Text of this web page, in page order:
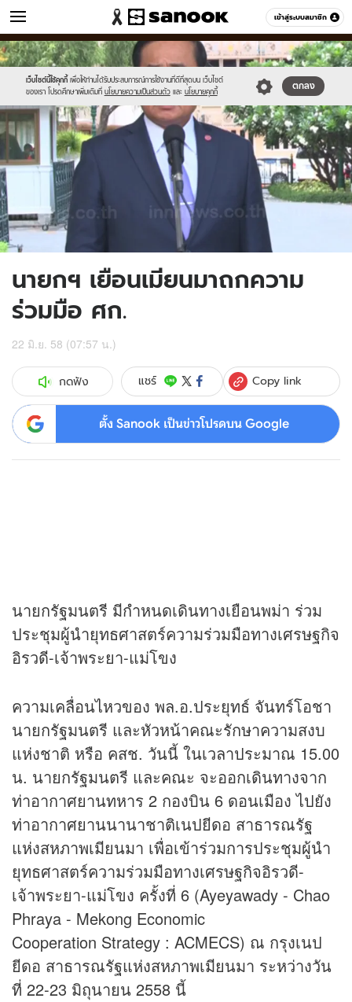
เข้าสู่ระบบสมาชิก
ข่าว หมวดอื่นๆ
เว็บไซต์นี้ใช้คุกกี้ เพื่อให้ท่านได้รับประสบการณ์การใช้งานที่ดีที่สุดบน เว็บไซต์
ของเรา โปรดศึกษาเพิ่มเติมที่ นโยบายความเป็นส่วนตัว และ นโยบายคุกกี้
ตกลง
Sanook
//s.isanook.com/sr/0/images/logo-
new-
sanook.png
600
60
//s.isanook.com/ns/0/ud/363/1816339/626482-
01.jpg
นายกฯ เยือนเมียนมาถกความ
ร่วมมือ ศก.
22 มิ.ย. 58 (07:57 น.)
กดฟัง แชร์ Copy link
ตั้ง Sanook เป็นข่าวโปรดบน Google
นายกรัฐมนตรี มีกำหนดเดินทางเยือนพม่า ร่วม
ประชุมผู้นำยุทธศาสตร์ความร่วมมือทางเศรษฐกิจ
อิรวดี-เจ้าพระยา-แม่โขง
ความเคลื่อนไหวของ พล.อ.ประยุทธ์ จันทร์โอชา
นายกรัฐมนตรี และหัวหน้าคณะรักษาความสงบ
แห่งชาติ หรือ คสช. วันนี้ ในเวลาประมาณ 15.00
น. นายกรัฐมนตรี และคณะ จะออกเดินทางจาก
ท่าอากาศยานทหาร 2 กองบิน 6 ดอนเมือง ไปยัง
ท่าอากาศยานนานาชาติเนปยีดอ สาธารณรัฐ
แห่งสหภาพเมียนมา เพื่อเข้าร่วมการประชุมผู้นำ
ยุทธศาสตร์ความร่วมมือทางเศรษฐกิจอิรวดี-
เจ้าพระยา-แม่โขง ครั้งที่ 6 (Ayeyawady - Chao
Phraya - Mekong Economic
Cooperation Strategy : ACMECS) ณ กรุงเนป
ยีดอ สาธารณรัฐแห่งสหภาพเมียนมา ระหว่างวัน
ที่ 22-23 มิถุนายน 2558 นี้